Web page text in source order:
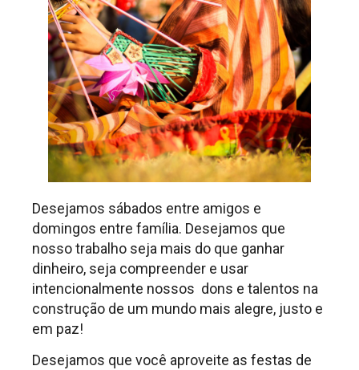
Desejamos sábados entre amigos e
domingos entre família. Desejamos que
nosso trabalho seja mais do que ganhar
dinheiro, seja compreender e usar
intencionalmente nossos dons e talentos na
construção de um mundo mais alegre, justo e
em paz!
Desejamos que você aproveite as festas de